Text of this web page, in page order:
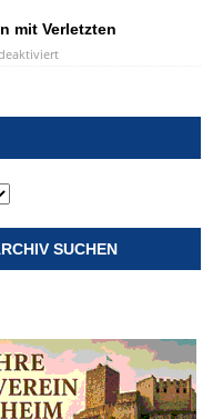
mit Verletzten
SUCHEN